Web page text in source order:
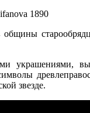
украшениями,
звезде.